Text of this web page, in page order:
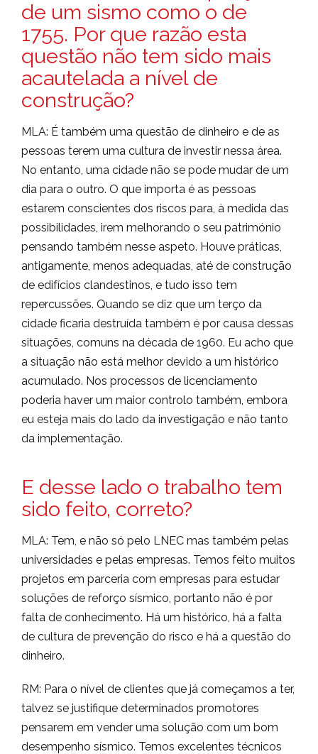
de um sismo como o de
1755. Por que razão esta
questão não tem sido mais
acautelada a nível de
construção?
MLA: É também uma questão de dinheiro e de as
pessoas terem uma cultura de investir nessa área.
No entanto, uma cidade não se pode mudar de um
dia para o outro. O que importa é as pessoas
estarem conscientes dos riscos para, à medida das
possibilidades, irem melhorando o seu património
pensando também nesse aspeto. Houve práticas,
antigamente, menos adequadas, até de construção
de edifícios clandestinos, e tudo isso tem
repercussões. Quando se diz que um terço da
cidade ficaria destruída também é por causa dessas
situações, comuns na década de 1960. Eu acho que
a situação não está melhor devido a um histórico
acumulado. Nos processos de licenciamento
poderia haver um maior controlo também, embora
eu esteja mais do lado da investigação e não tanto
da implementação.
E desse lado o trabalho tem
sido feito, correto?
MLA: Tem, e não só pelo LNEC mas também pelas
universidades e pelas empresas. Temos feito muitos
projetos em parceria com empresas para estudar
soluções de reforço sísmico, portanto não é por
falta de conhecimento. Há um histórico, há a falta
de cultura de prevenção do risco e há a questão do
dinheiro.
RM: Para o nível de clientes que já começamos a ter,
talvez se justifique determinados promotores
pensarem em vender uma solução com um bom
desempenho sísmico. Temos excelentes técnicos